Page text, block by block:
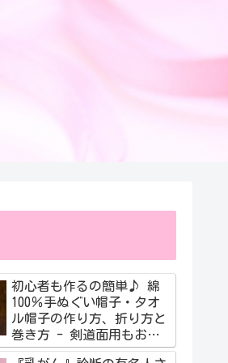
初心者も作るの簡単♪ 綿
100％手ぬぐい帽子・タオ
ル帽子の作り方、折り方と
巻き方 - 剣道面用もおす
すめ！簡単動画も紹介